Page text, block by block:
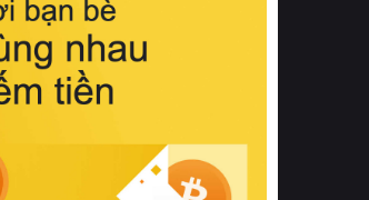
hồi chuẩn xác của phần đệm nâng đỡ
cột sống.
Bên cạnh đó, việc lựa chọn các dòng
sản phẩm đạt chuẩn chất lượng quốc
tế còn giúp ngăn ngừa tình trạng kích
khuẩn và nấm mốc trong điều kiện
thời tiết nóng ẩm. Bạn có thể tìm hiểu
thêm các nghiên cứu khoa học về tác